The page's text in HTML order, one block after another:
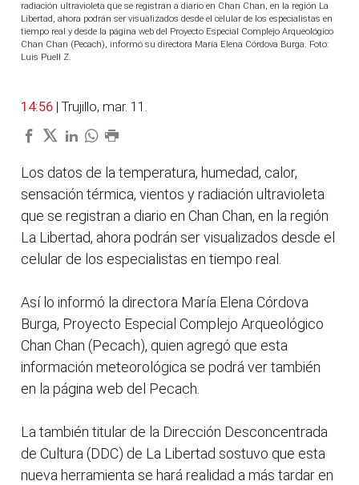
radiación ultravioleta que se registran a diario en Chan Chan, en la región La
Libertad, ahora podrán ser visualizados desde el celular de los especialistas en
tiempo real y desde la página web del Proyecto Especial Complejo Arqueológico
Chan Chan (Pecach), informó su directora María Elena Córdova Burga. Foto:
Luis Puell Z.
14:56 | Trujillo, mar. 11.
Los datos de la temperatura, humedad, calor,
sensación térmica, vientos y radiación ultravioleta
que se registran a diario en Chan Chan, en la región
La Libertad, ahora podrán ser visualizados desde el
celular de los especialistas en tiempo real.
Así lo informó la directora María Elena Córdova
Burga, Proyecto Especial Complejo Arqueológico
Chan Chan (Pecach), quien agregó que esta
información meteorológica se podrá ver también
en la página web del Pecach.
La también titular de la Dirección Desconcentrada
de Cultura (DDC) de La Libertad sostuvo que esta
nueva herramienta se hará realidad a más tardar en